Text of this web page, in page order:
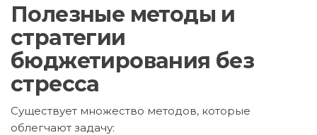
Полезные методы и
стратегии
бюджетирования без
стресса
Существует множество методов, которые
облегчают задачу: